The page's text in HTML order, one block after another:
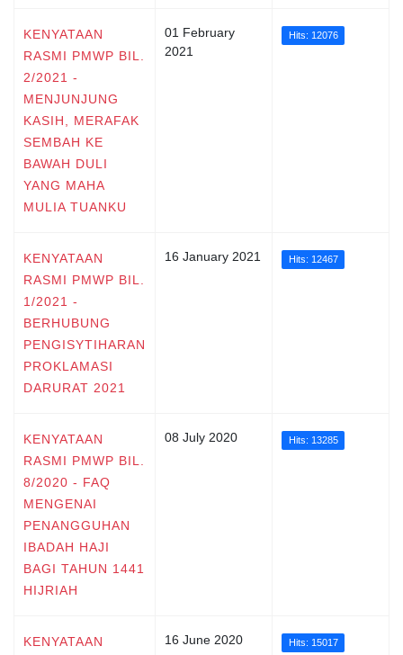
KENYATAAN
RASMI PMWP BIL.
2/2021 -
MENJUNJUNG
KASIH, MERAFAK
SEMBAH KE
BAWAH DULI
YANG MAHA
MULIA TUANKU
01 February
2021
Hits: 12076
KENYATAAN
RASMI PMWP BIL.
1/2021 -
BERHUBUNG
PENGISYTIHARAN
PROKLAMASI
DARURAT 2021
16 January 2021 Hits: 12467
KENYATAAN
RASMI PMWP BIL.
8/2020 - FAQ
MENGENAI
PENANGGUHAN
IBADAH HAJI
BAGI TAHUN 1441
HIJRIAH
08 July 2020 Hits: 13285
KENYATAAN
16 June 2020 Hits: 15017